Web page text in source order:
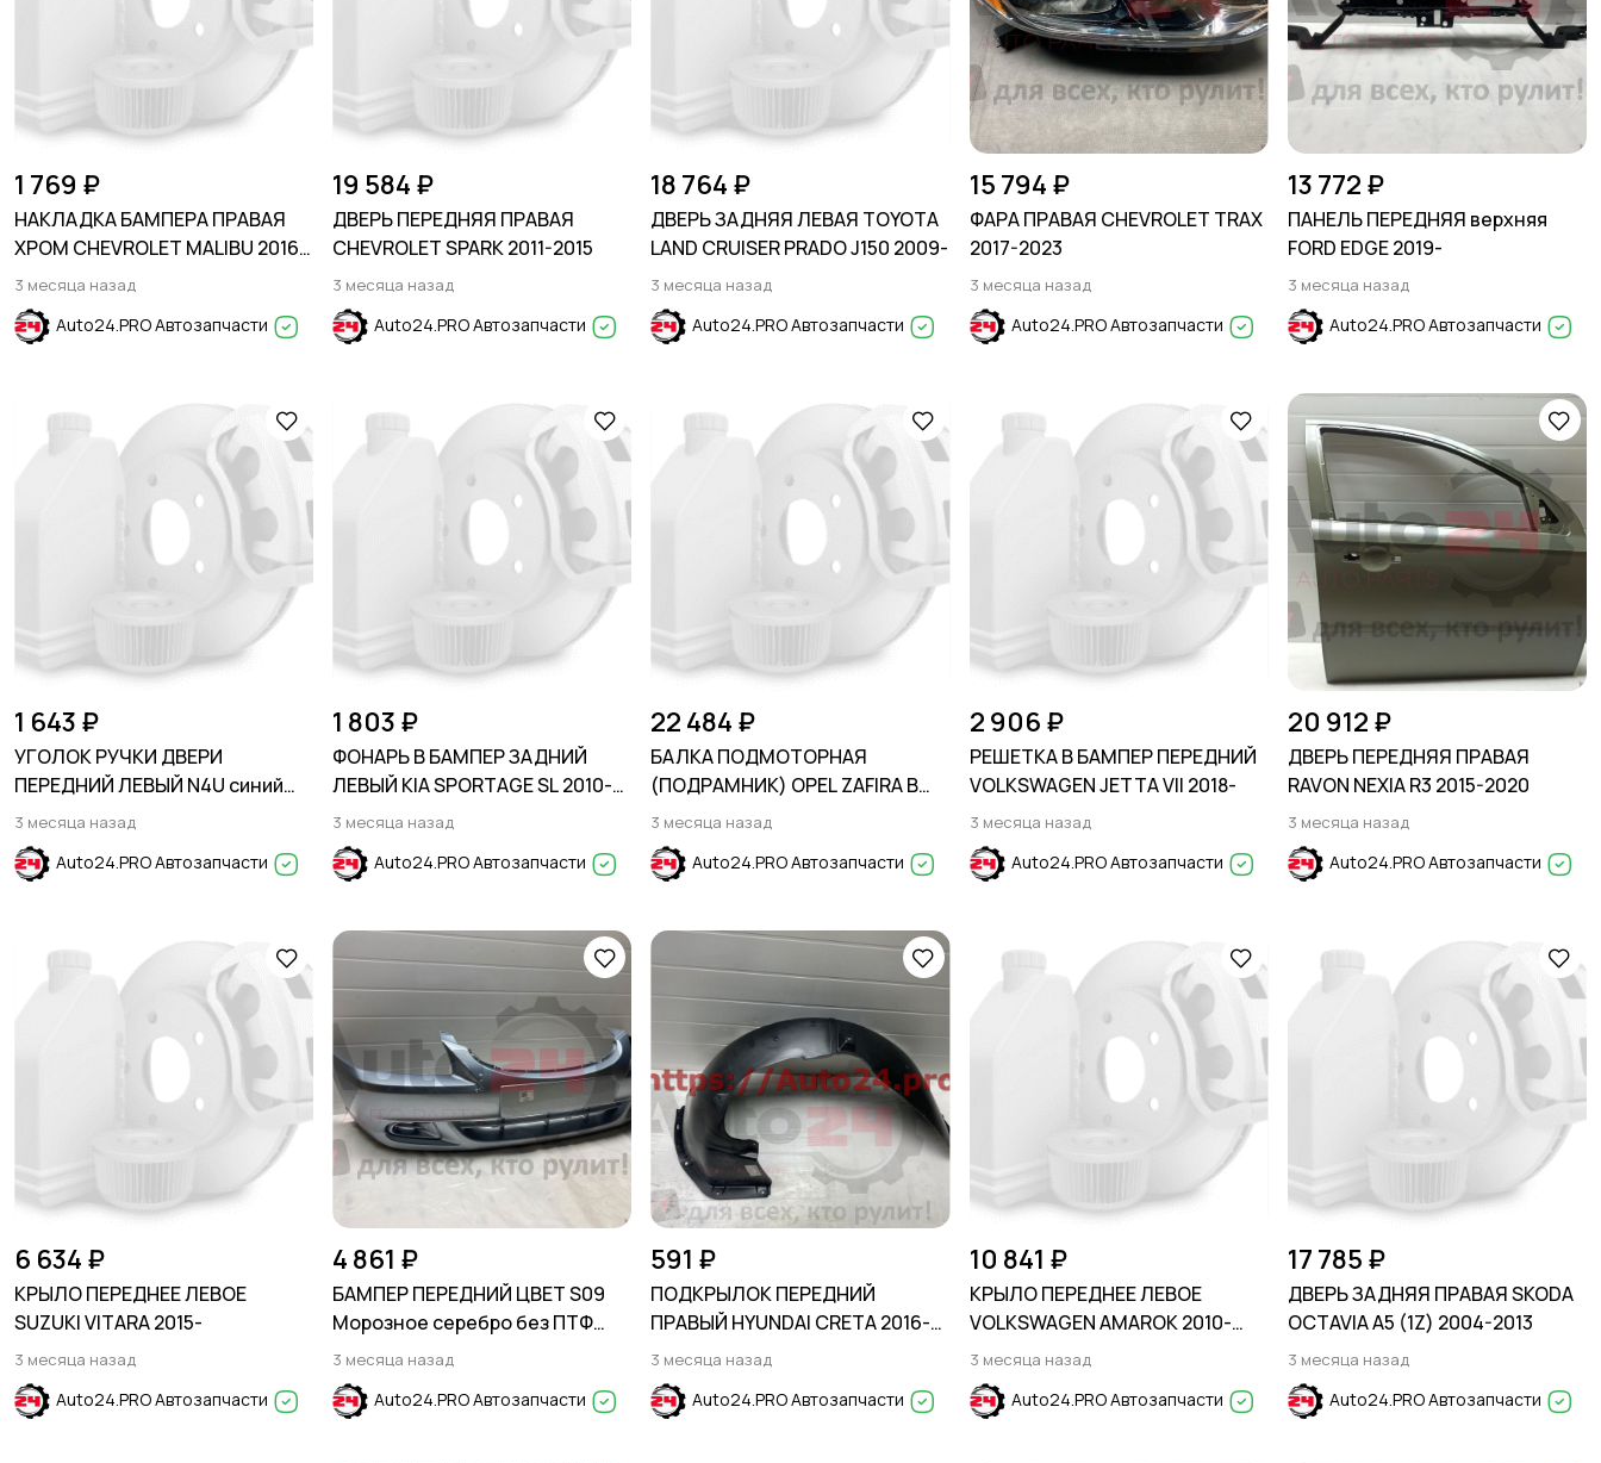
1 769 ₽
НАКЛАДКА БАМПЕРА ПРАВАЯ
ХРОМ CHEVROLET MALIBU 2016-
2018
3 месяца назад
Auto24.PRO Автозапчасти
19 584 ₽
ДВЕРЬ ПЕРЕДНЯЯ ПРАВАЯ
CHEVROLET SPARK 2011-2015
3 месяца назад
Auto24.PRO Автозапчасти
18 764 ₽
ДВЕРЬ ЗАДНЯЯ ЛЕВАЯ TOYOTA
LAND CRUISER PRADO J150 2009-
3 месяца назад
Auto24.PRO Автозапчасти
15 794 ₽
ФАРА ПРАВАЯ CHEVROLET TRAX
2017-2023
3 месяца назад
Auto24.PRO Автозапчасти
13 772 ₽
ПАНЕЛЬ ПЕРЕДНЯЯ верхняя
FORD EDGE 2019-
3 месяца назад
Auto24.PRO Автозапчасти
1 643 ₽
УГОЛОК РУЧКИ ДВЕРИ
ПЕРЕДНИЙ ЛЕВЫЙ N4U синий
HYUNDAI CRETA 2016-2021
3 месяца назад
Auto24.PRO Автозапчасти
1 803 ₽
ФОНАРЬ В БАМПЕР ЗАДНИЙ
ЛЕВЫЙ KIA SPORTAGE SL 2010-
2016
3 месяца назад
Auto24.PRO Автозапчасти
22 484 ₽
БАЛКА ПОДМОТОРНАЯ
(ПОДРАМНИК) OPEL ZAFIRA B
2005-2012
3 месяца назад
Auto24.PRO Автозапчасти
2 906 ₽
РЕШЕТКА В БАМПЕР ПЕРЕДНИЙ
VOLKSWAGEN JETTA VII 2018-
3 месяца назад
Auto24.PRO Автозапчасти
20 912 ₽
ДВЕРЬ ПЕРЕДНЯЯ ПРАВАЯ
RAVON NEXIA R3 2015-2020
3 месяца назад
Auto24.PRO Автозапчасти
6 634 ₽
КРЫЛО ПЕРЕДНЕЕ ЛЕВОЕ
SUZUKI VITARA 2015-
3 месяца назад
Auto24.PRO Автозапчасти
4 861 ₽
БАМПЕР ПЕРЕДНИЙ ЦВЕТ S09
Морозное серебро без ПТФ
HYUNDAI ACCENT 2000-2012
3 месяца назад
Auto24.PRO Автозапчасти
591 ₽
ПОДКРЫЛОК ПЕРЕДНИЙ
ПРАВЫЙ HYUNDAI CRETA 2016-
2021
3 месяца назад
Auto24.PRO Автозапчасти
10 841 ₽
КРЫЛО ПЕРЕДНЕЕ ЛЕВОЕ
VOLKSWAGEN AMAROK 2010-
2017
3 месяца назад
Auto24.PRO Автозапчасти
17 785 ₽
ДВЕРЬ ЗАДНЯЯ ПРАВАЯ SKODA
OCTAVIA A5 (1Z) 2004-2013
3 месяца назад
Auto24.PRO Автозапчасти